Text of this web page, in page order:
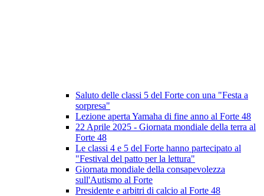
Saluto delle classi 5 del Forte con una "Festa a
sorpresa"
Lezione aperta Yamaha di fine anno al Forte 48
22 Aprile 2025 - Giornata mondiale della terra al
Forte 48
Le classi 4 e 5 del Forte hanno partecipato al
"Festival del patto per la lettura"
Giornata mondiale della consapevolezza
sull'Autismo al Forte
Presidente e arbitri di calcio al Forte 48